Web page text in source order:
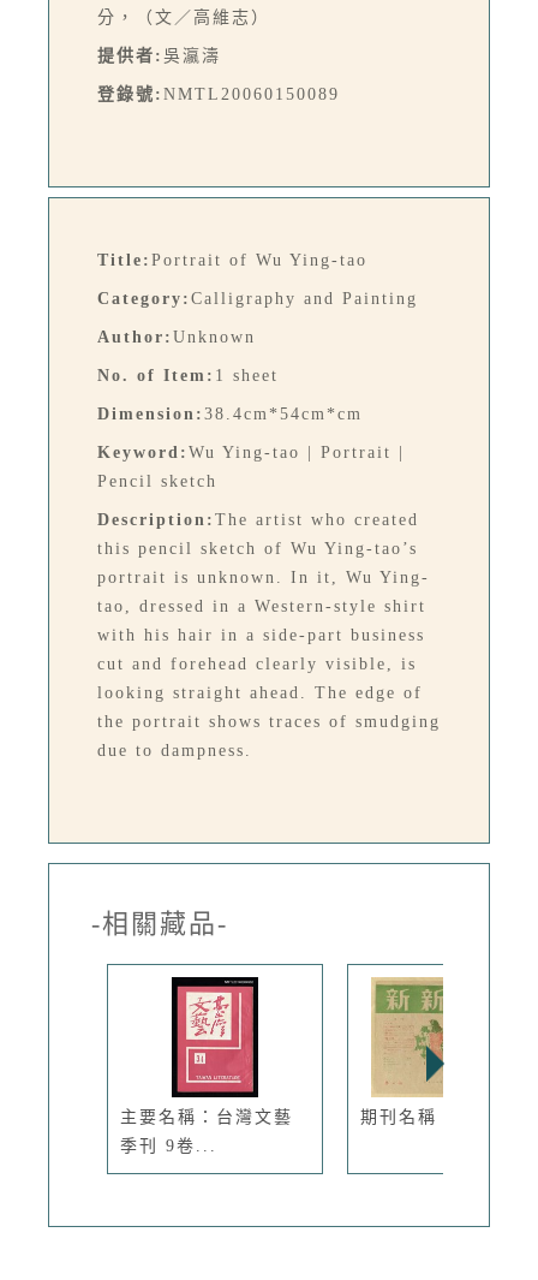
分，（文／高維志）
提供者: 吳瀛濤
登錄號: NMTL20060150089
Title: Portrait of Wu Ying-tao
Category: Calligraphy and Painting
Author: Unknown
No. of Item: 1 sheet
Dimension: 38.4cm*54cm*cm
Keyword: Wu Ying-tao | Portrait |
Pencil sketch
Description: The artist who created
this pencil sketch of Wu Ying-tao’s
portrait is unknown. In it, Wu Ying-
tao, dressed in a Western-style shirt
with his hair in a side-part business
cut and forehead clearly visible, is
looking straight ahead. The edge of
the portrait shows traces of smudging
due to dampness.
-相關藏品-
主要名稱：台灣文藝
季刊 9卷...
期刊名稱：新新6期